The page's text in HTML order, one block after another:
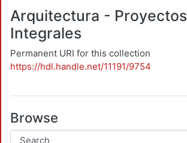
Arquitectura - Proyectos
Integrales
Permanent URI for this collection
https://hdl.handle.net/11191/9754
Browse